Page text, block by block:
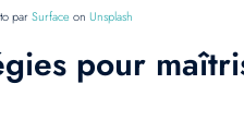
parSurface on Unsplash
pour